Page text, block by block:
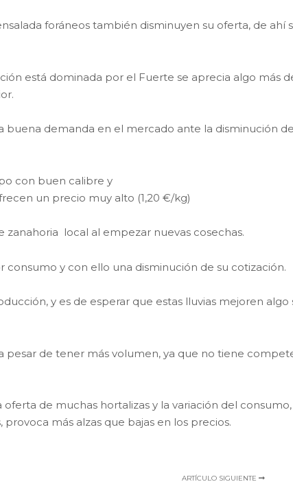
foráneos también disminuyen su oferta, de ahí
está dominada por el Fuerte se aprecia algo más
buena demanda en el mercado ante la disminución
con buen calibre y
un precio muy alto (1,20 €/kg)
zanahoria local al empezar nuevas cosechas.
consumo y con ello una disminución de su cotización.
y es de esperar que estas lluvias mejoren algo
pesar de tener más volumen, ya que no tiene
oferta de muchas hortalizas y la variación del
más alzas que bajas en los precios.
ARTÍCULO SIGUIENTE